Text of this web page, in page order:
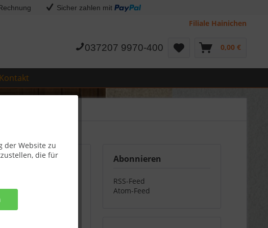
Sicher zahlen mit
Filiale Hainichen
037207 9970-400 0,00 €
Kontakt
der Website zu
die für
Abonnieren
RSS-Feed
Atom-Feed
Kress
und aktuelle
Spezialisten im